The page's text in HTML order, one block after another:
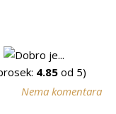
4.85od 5)
Nema komentara